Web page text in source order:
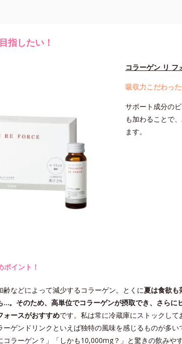
指したい！
コラーゲン リ
吸収力こだわっ
サポート成分の
も加わることで
ます。
ポイント！
齢などによって減少するコラーゲン。とくに夏は食欲も
…。そのため、高単位でコラーゲンが摂取でき、さらに
ォースがおすすめです。私は常に冷蔵庫にストックし
ーゲンドリンクといえば独特の風味を感じるものが多
コラーゲン？」「しかも10,000mg？」と驚きの飲みや